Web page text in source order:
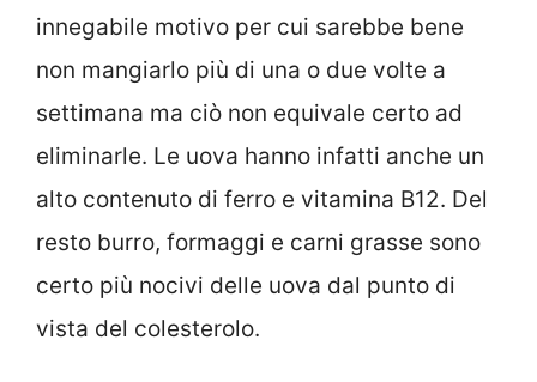
innegabile motivo per cui sarebbe bene
non mangiarlo più di una o due volte a
settimana ma ciò non equivale certo ad
eliminarle. Le uova hanno infatti anche un
alto contenuto di ferro e vitamina B12. Del
resto burro, formaggi e carni grasse sono
certo più nocivi delle uova dal punto di
vista del colesterolo.